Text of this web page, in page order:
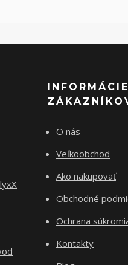
O nás
Veľkoobchod
Ako nakupovať
Obchodné
Ochrana
Kontakty